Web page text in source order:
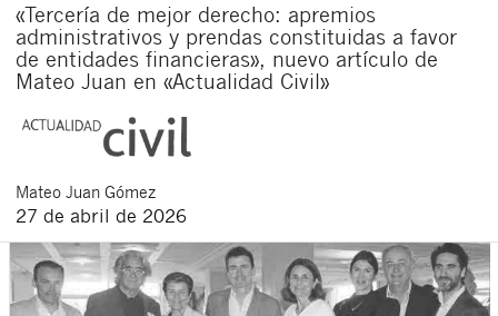
«Tercería de mejor derecho: apremios
administrativos y prendas constituidas a favor
de entidades financieras», nuevo artículo de
Mateo Juan en «Actualidad Civil»
Mateo Juan Gómez
27 de abril de 2026